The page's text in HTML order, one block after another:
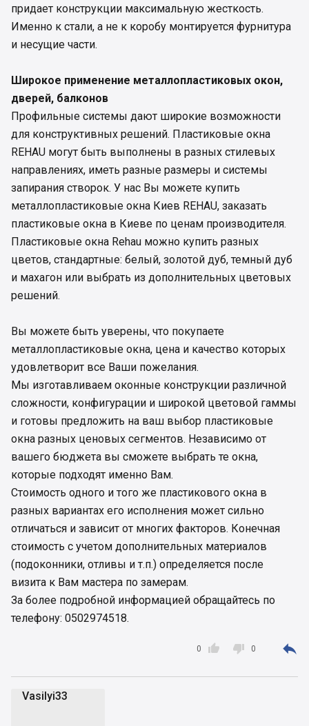
придает конструкции максимальную жесткость.
Именно к стали, а не к коробу монтируется фурнитура
и несущие части.
Широкое применение металлопластиковых окон,
дверей, балконов
Профильные системы дают широкие возможности
для конструктивных решений. Пластиковые окна
REHAU могут быть выполнены в разных стилевых
направлениях, иметь разные размеры и системы
запирания створок. У нас Вы можете купить
металлопластиковые окна Киев REHAU, заказать
пластиковые окна в Киеве по ценам производителя.
Пластиковые окна Rehau можно купить разных
цветов, стандартные: белый, золотой дуб, темный дуб
и махагон или выбрать из дополнительных цветовых
решений.
Вы можете быть уверены, что покупаете
металлопластиковые окна, цена и качество которых
удовлетворит все Ваши пожелания.
Мы изготавливаем оконные конструкции различной
сложности, конфигурации и широкой цветовой гаммы
и готовы предложить на ваш выбор пластиковые
окна разных ценовых сегментов. Независимо от
вашего бюджета вы сможете выбрать те окна,
которые подходят именно Вам.
Стоимость одного и того же пластикового окна в
разных вариантах его исполнения может сильно
отличаться и зависит от многих факторов. Конечная
стоимость с учетом дополнительных материалов
(подоконники, отливы и т.п.) определяется после
визита к Вам мастера по замерам.
За более подробной информацией обращайтесь по
телефону: 0502974518.

0  0 
Vasilyi33